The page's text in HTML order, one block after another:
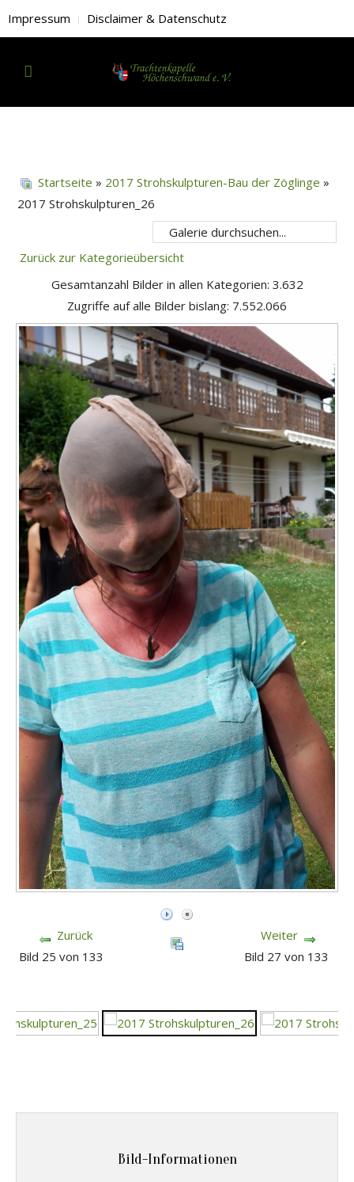
Impressum Disclaimer & Datenschutz
Startseite » 2017 Strohskulpturen-Bau der Zöglinge »
2017 Strohskulpturen_26
Zurück zur Kategorieübersicht
Gesamtanzahl Bilder in allen Kategorien: 3.632
Zugriffe auf alle Bilder bislang: 7.552.066
Zurück
Bild 25 von 133
Weiter
Bild 27 von 133
Bild-Informationen